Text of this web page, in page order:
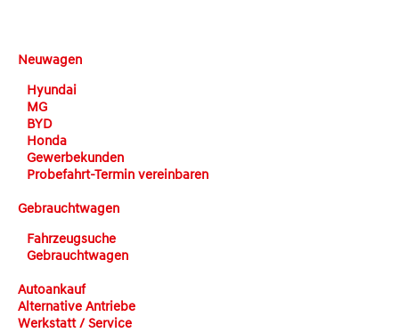
Neuwagen
Hyundai
MG
BYD
Honda
Gewerbekunden
Probefahrt-Termin vereinbaren
Gebrauchtwagen
Fahrzeugsuche
Gebrauchtwagen
Autoankauf
Alternative Antriebe
Werkstatt / Service